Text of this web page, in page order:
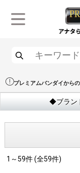
プレミアムバンダイから
◆ブラン
1～59件 (全59件)